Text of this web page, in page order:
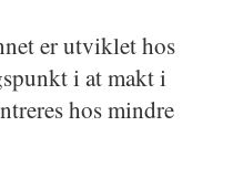
er utviklet hos
i at makt i
hos mindre